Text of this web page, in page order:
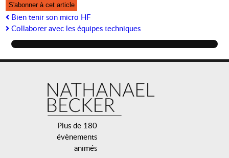
S'abonner à cet article
Bien tenir son micro HF
Collaborer avec les équipes techniques
Plus de 180
évènements
animés